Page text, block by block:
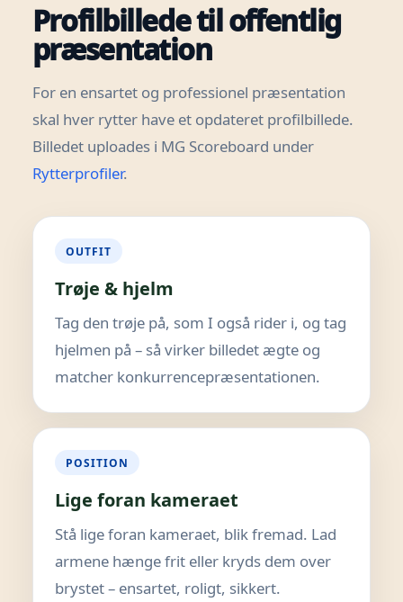
Profilbillede til offentlig
præsentation
For en ensartet og professionel præsentation
skal hver rytter have et opdateret profilbillede.
Billedet uploades i MG Scoreboard under
Rytterprofiler.
OUTFIT
Trøje & hjelm
Tag den trøje på, som I også rider i, og tag
hjelmen på – så virker billedet ægte og
matcher konkurrencepræsentationen.
POSITION
Lige foran kameraet
Stå lige foran kameraet, blik fremad. Lad
armene hænge frit eller kryds dem over
brystet – ensartet, roligt, sikkert.